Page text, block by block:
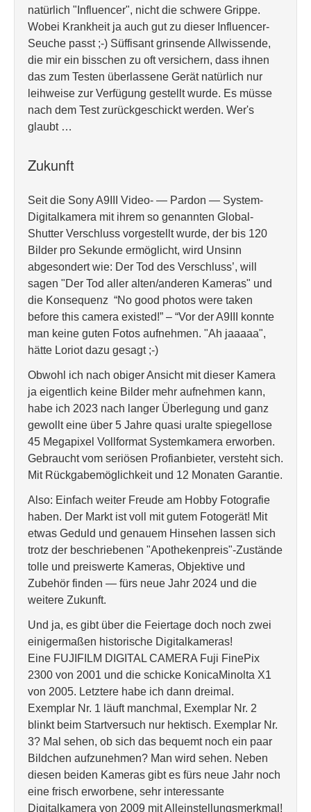
natürlich "Influencer", nicht die schwere Grippe.
Wobei Krankheit ja auch gut zu dieser Influencer-
Seuche passt ;-) Süffisant grinsende Allwissende,
die mir ein bisschen zu oft versichern, dass ihnen
das zum Testen überlassene Gerät natürlich nur
leihweise zur Verfügung gestellt wurde. Es müsse
nach dem Test zurückgeschickt werden. Wer's
glaubt …
Zukunft
Seit die Sony A9III Video- — Pardon — System-
Digitalkamera mit ihrem so genannten Global-
Shutter Verschluss vorgestellt wurde, der bis 120
Bilder pro Sekunde ermöglicht, wird Unsinn
abgesondert wie: Der Tod des Verschluss’, will
sagen "Der Tod aller alten/anderen Kameras" und
die Konsequenz “No good photos were taken
before this camera existed!” – “Vor der A9III konnte
man keine guten Fotos aufnehmen. "Ah jaaaaa",
hätte Loriot dazu gesagt ;-)
Obwohl ich nach obiger Ansicht mit dieser Kamera
ja eigentlich keine Bilder mehr aufnehmen kann,
habe ich 2023 nach langer Überlegung und ganz
gewollt eine über 5 Jahre quasi uralte spiegellose
45 Megapixel Vollformat Systemkamera erworben.
Gebraucht vom seriösen Profianbieter, versteht sich.
Mit Rückgabemöglichkeit und 12 Monaten Garantie.
Also: Einfach weiter Freude am Hobby Fotografie
haben. Der Markt ist voll mit gutem Fotogerät! Mit
etwas Geduld und genauem Hinsehen lassen sich
trotz der beschriebenen "Apothekenpreis"-Zustände
tolle und preiswerte Kameras, Objektive und
Zubehör finden — fürs neue Jahr 2024 und die
weitere Zukunft.
Und ja, es gibt über die Feiertage doch noch zwei
einigermaßen historische Digitalkameras!
Eine FUJIFILM DIGITAL CAMERA Fuji FinePix
2300 von 2001 und die schicke KonicaMinolta X1
von 2005. Letztere habe ich dann dreimal.
Exemplar Nr. 1 läuft manchmal, Exemplar Nr. 2
blinkt beim Startversuch nur hektisch. Exemplar Nr.
3? Mal sehen, ob sich das bequemt noch ein paar
Bildchen aufzunehmen? Man wird sehen. Neben
diesen beiden Kameras gibt es fürs neue Jahr noch
eine frisch erworbene, sehr interessante
Digitalkamera von 2009 mit Alleinstellungsmerkmal!